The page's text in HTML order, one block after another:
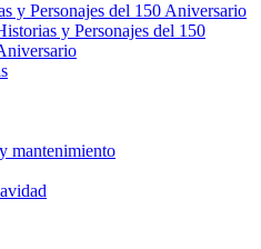
y Personajes del 150 Aniversario
y Personajes del 150
mantenimiento